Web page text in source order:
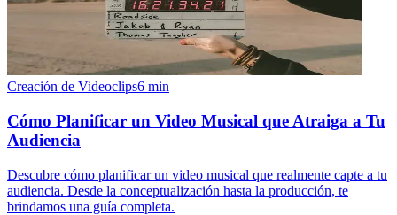
Creación de Videoclips6 min
Cómo Planificar un Video Musical que Atraiga a Tu
Audiencia
Descubre cómo planificar un video musical que realmente capte a tu
audiencia. Desde la conceptualización hasta la producción, te
brindamos una guía completa.